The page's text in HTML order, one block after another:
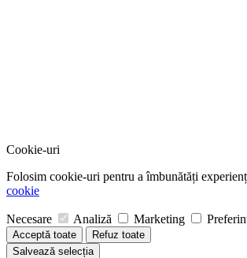
Cookie-uri
Folosim cookie-uri pentru a îmbunătăți
cookie
Necesare Analiză Marketing
Acceptă toate
Refuz toate
Salvează selecția